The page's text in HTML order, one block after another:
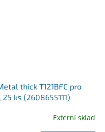
thick T121BFC pro
ks (2608655111)
Externí sklad